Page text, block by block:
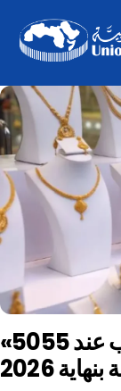
content
«جي بي مورغان» يتوقع الذهب عند 5055
2026